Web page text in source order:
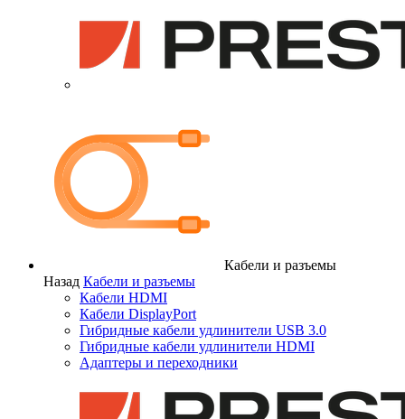
Кабели и разъемы
Назад Кабели и разъемы
Кабели HDMI
Кабели DisplayPort
Гибридные кабели удлинители USB 3.0
Гибридные кабели удлинители HDMI
Адаптеры и переходники